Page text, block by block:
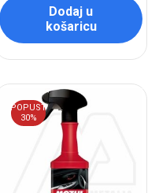
Dodaj u
košaricu
POPUST
30%